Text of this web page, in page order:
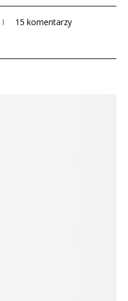
15 komentarzy